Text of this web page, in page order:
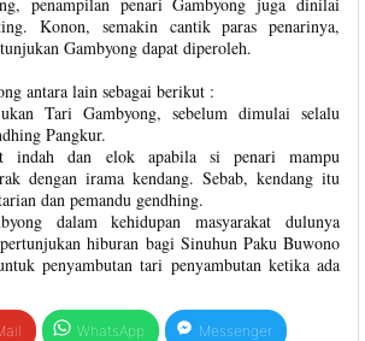
Konon, semakin cantik paras penarinya,
Gambyong dapat diperoleh.
antara lain sebagai berikut :
Tari Gambyong, sebelum dimulai selalu
Pangkur.
indah dan elok apabila si penari mampu
dengan irama kendang. Sebab, kendang itu
dan pemandu gendhing.
dalam kehidupan masyarakat dulunya
hiburan bagi Sinuhun Paku Buwono
penyambutan tari penyambutan ketika ada
WhatsApp Messenger